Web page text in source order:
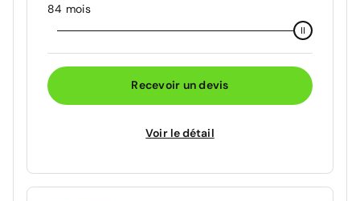
84 mois
Recevoir un devis
Voir le détail